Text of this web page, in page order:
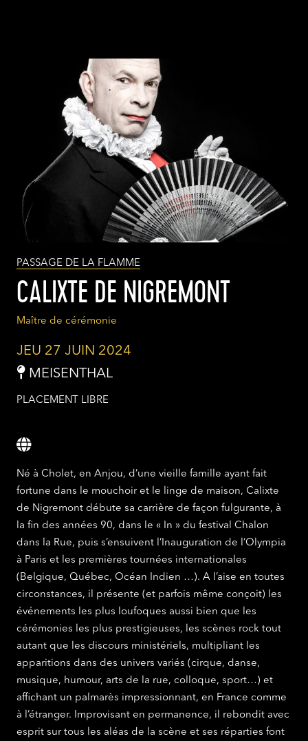
PASSAGE DE LA FLAMME
CALIXTE DE NIGREMONT
Maître de cérémonie
JEU 27 JUIN 2024
MEISENTHAL
PLACEMENT LIBRE
Né à Cholet, en Anjou, d’une vieille famille ayant fait
fortune dans le mouchoir et le linge de maison, Calixte
de Nigremont débute sa carrière de façon fulgurante, à
la fin des années 90, dans le « In » du festival Chalon
dans la Rue, puis s’ensuivent l’Inauguration de l’Olympia
à Paris et les premières tournées internationales
(Belgique, Québec, Océan Indien …). A l’aise en toutes
circonstances, il présente (et parfois même conçoit) les
événements les plus loufoques aussi bien que les
cérémonies les plus prestigieuses, les scènes rock tout
autant que les discours ministériels, multipliant les
apparitions dans des univers variés (cirque, danse,
musique, humour, arts de la rue, colloque, sport…) et
affichant un palmarès impressionnant, en France comme
à l’étranger. Improvisant en permanence, il rebondit avec
esprit sur tous les aléas de la scène et ses réparties font